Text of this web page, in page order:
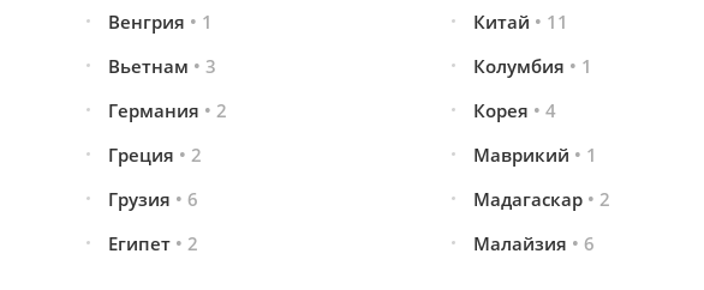
Венгрия • 1
Вьетнам • 3
Германия • 2
Греция • 2
Грузия • 6
Египет • 2
Китай • 11
Колумбия • 1
Корея • 4
Маврикий • 1
Мадагаскар • 2
Малайзия • 6